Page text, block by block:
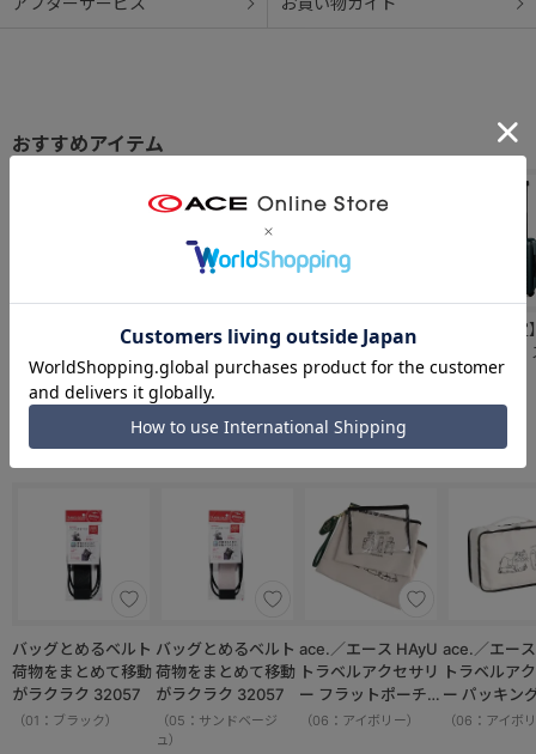
【WEB限定】 ACE
ース 34/39L エキ
スパンド機能 機内
￥19,800
【WEB限定】 ACE
クレスタ スーツケ
ース コインロッカ
ー 20L 機内持ち込
み 06314
￥17,600
W&.Day/Night
HaNT コラボ スー
ツケース 機内持ち
￥29,920
【WEB限
ラディアル
ケース 機内
￥23,760
合わせて揃えたい「小物アイテム」
バッグとめるベルト
荷物をまとめて移動
がラクラク 32057
（01：ブラック）
バッグとめるベルト
荷物をまとめて移動
がラクラク 32057
（05：サンドベージ
ュ）
ace.／エース HAyU
トラベルアクセサリ
ー フラットポーチセ
ット 17825
（06：アイボリー）
ace.／エース
トラベルア
ー パッキン
M 17822
（06：アイボ